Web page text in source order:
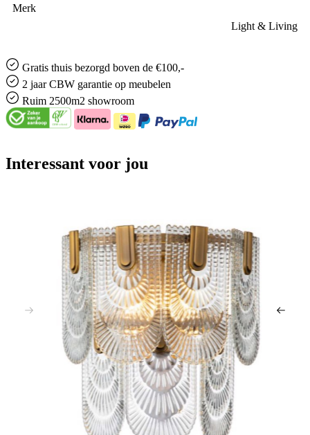
Merk
Light & Living
Gratis thuis bezorgd boven de €100,-
2 jaar CBW garantie op meubelen
Ruim 2500m2 showroom
Interessant voor jou